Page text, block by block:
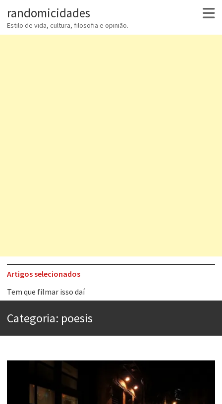
randomicidades
Estilo de vida, cultura, filosofia e opinião.
Artigos selecionados
Tem que filmar isso daí
Aprender a fracassar é o segredo do sucesso
Esse tal de Rock Gaúcho
Os causos de Jorge Luis Borges
Voto obrigatório é correto?
Categoria: poesis